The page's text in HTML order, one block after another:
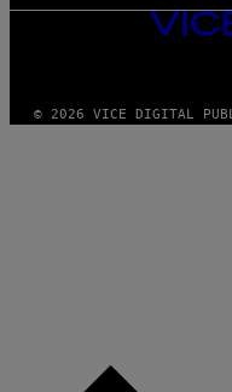
VICE
© 2026 VICE DIGITAL